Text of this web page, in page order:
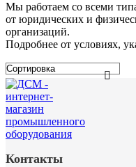
Мы работаем со всеми
от юридических и
организаций.
Подробнее от условиях,
Контакты